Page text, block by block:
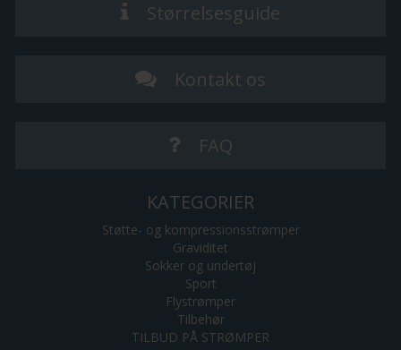
Størrelsesguide
Kontakt os
FAQ
KATEGORIER
Støtte- og kompressionsstrømper
Graviditet
Sokker og undertøj
Sport
Flystrømper
Tilbehør
TILBUD PÅ STRØMPER